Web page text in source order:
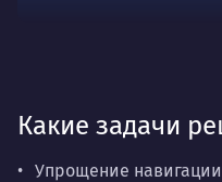
Какие задачи
Упрощение